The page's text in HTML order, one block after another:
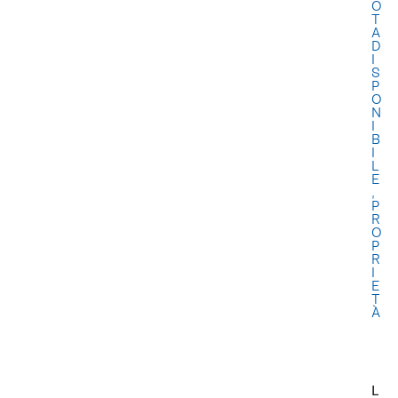
O
T
A
D
I
S
P
O
N
I
B
I
L
E
,
P
R
O
P
R
I
E
T
À
L